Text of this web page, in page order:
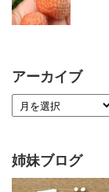
アーカイブ
姉妹ブログ